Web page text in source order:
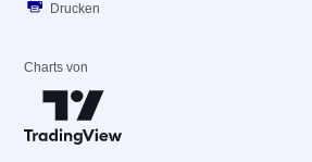
Drucken
Charts von